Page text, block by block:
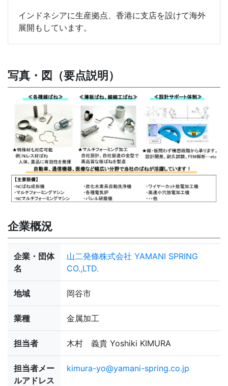
インドネシアに生産拠点、香港に支店を設けて海外
展開もしています。
写真・図（要点説明）
企業概況
企業・団体
名
山二発條株式会社 YAMANI SPRING
CO.,LTD.
地域 岡谷市
業種 金属加工
担当者 木村 義貴 Yoshiki KIMURA
担当者メー
ルアドレス
kimura-yo@yamani-spring.co.jp